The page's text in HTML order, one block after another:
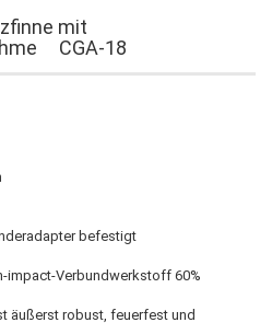
mit
CGA-18
befestigt
impact-Verbundwerkstoff 60%
äußerst robust, feuerfest und